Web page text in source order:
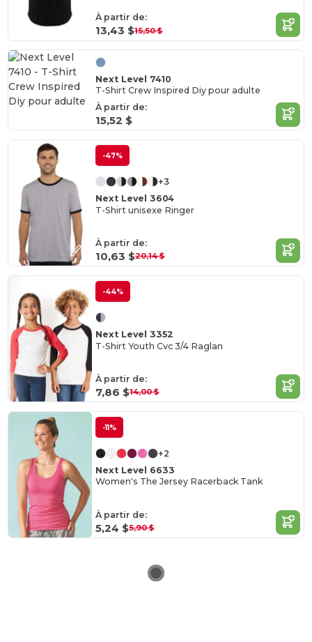
À partir de:
13,43 $15,50 $
Next Level 7410
T-Shirt Crew Inspired Diy pour adulte
À partir de:
15,52 $
-47%
+3
Next Level 3604
T-Shirt unisexe Ringer
À partir de:
10,63 $20,14 $
-44%
Next Level 3352
T-Shirt Youth Cvc 3/4 Raglan
À partir de:
7,86 $14,00 $
-11%
+2
Next Level 6633
Women's The Jersey Racerback Tank
À partir de:
5,24 $5,90 $